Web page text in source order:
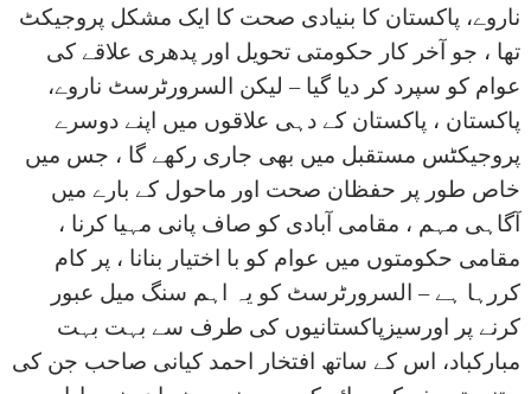
ناروے، پاکستان کا بنیادی صحت کا ایک مشکل پروجیکٹ
تھا ، جو آخر کار حکومتی تحویل اور پدھری علاقے کی
عوام کو سپرد کر دیا گیا – لیکن السرورٹرسٹ ناروے،
پاکستان ، پاکستان کے دہی علاقوں میں اپنے دوسرے
پروجیکٹس مستقبل میں بھی جاری رکھے گا ، جس میں
خاص طور پر حفظان صحت اور ماحول کے بارے میں
آگاہی مہم ، مقامی آبادی کو صاف پانی مہیا کرنا ،
مقامی حکومتوں میں عوام کو با اختیار بنانا ، پر کام
کررہا ہے – السرورٹرسٹ کو یہ اہم سنگ میل عبور
کرنے پر اورسیزپاکستانیوں کی طرف سے بہت بہت
مبارکباد، اس کے ساتھ افتخار احمد کیانی صاحب جن کی